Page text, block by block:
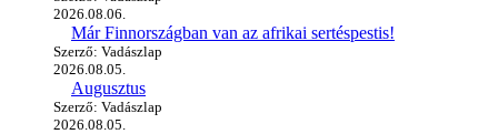
2026.08.06.
Már Finnországban van az afrikai sertéspestis!
Szerző: Vadászlap
2026.08.05.
Augusztus
Szerző: Vadászlap
2026.08.05.